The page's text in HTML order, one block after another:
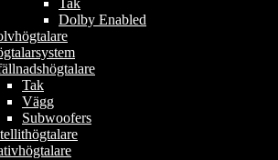
Tak
Dolby Enabled
Tak
Vägg
Subwoofers